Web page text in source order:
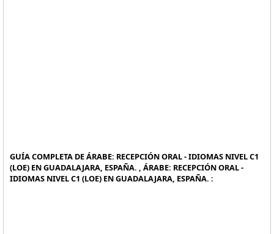
GUÍA COMPLETA DE ÁRABE: RECEPCIÓN ORAL - IDIOMAS NIVEL C1
(LOE) EN GUADALAJARA, ESPAÑA. , ÁRABE: RECEPCIÓN ORAL -
IDIOMAS NIVEL C1 (LOE) EN GUADALAJARA, ESPAÑA. :